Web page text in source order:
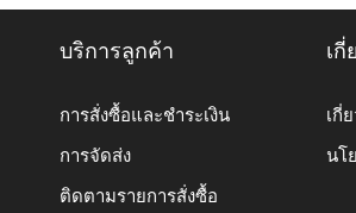
บริการลูกค้า
การสั่งซื้อและชำระเงิน
การจัดส่ง
ติดตามรายการสั่งซื้อ
เกี่
เกี่
นโ